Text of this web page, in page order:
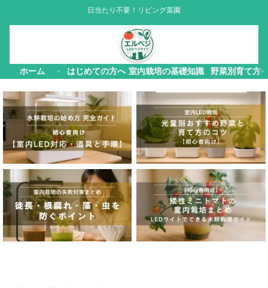
日当たり不要！リビング菜園
ホーム はじめての方へ 室内栽培の基礎知識 野菜別育て方